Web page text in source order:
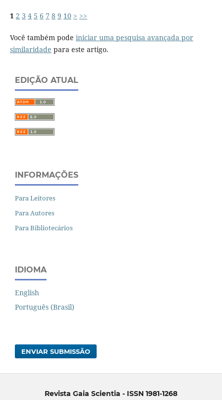
1 2 3 4 5 6 7 8 9 10 > >>
Você também pode iniciar uma pesquisa avançada por
similaridade para este artigo.
EDIÇÃO ATUAL
INFORMAÇÕES
Para Leitores
Para Autores
Para Bibliotecários
IDIOMA
English
Português (Brasil)
ENVIAR SUBMISSÃO
Revista Gaia Scientia - ISSN 1981-1268